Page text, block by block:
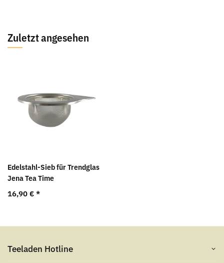
Zuletzt angesehen
Edelstahl-Sieb für Trendglas
Jena Tea Time
16,90 € *
Teeladen Hotline